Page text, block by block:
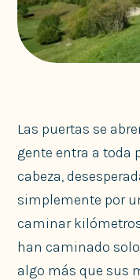
Las puertas se
gente entra a toda
cabeza,
simplemente por
caminar
han caminado
algo más que sus